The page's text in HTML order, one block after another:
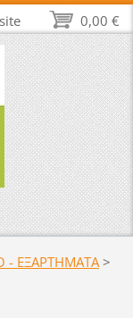
- ΕΞΑΡΤΗΜΑΤΑ >
0,00 €